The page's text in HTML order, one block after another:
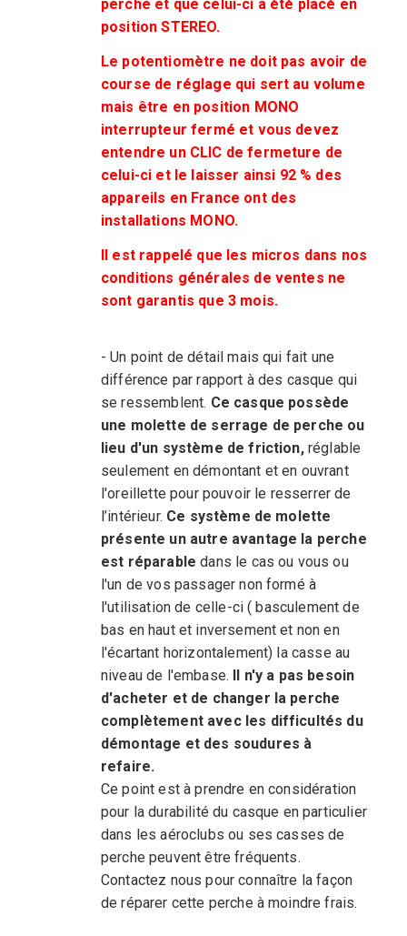
perche et que celui-ci a été placé en
position STEREO.
Le potentiomètre ne doit pas avoir de
course de réglage qui sert au volume
mais être en position MONO
interrupteur fermé et vous devez
entendre un CLIC de fermeture de
celui-ci et le laisser ainsi 92 % des
appareils en France ont des
installations MONO.
Il est rappelé que les micros dans nos
conditions générales de ventes ne
sont garantis que 3 mois.
- Un point de détail mais qui fait une
différence par rapport à des casque qui
se ressemblent. Ce casque possède
une molette de serrage de perche ou
lieu d'un système de friction,réglable
seulement en démontant et en ouvrant
l'oreillette pour pouvoir le resserrer de
l’intérieur. Ce système de molette
présente un autre avantage la perche
est réparable dans le cas ou vous ou
l'un de vos passager non formé à
l'utilisation de celle-ci ( basculement de
bas en haut et inversement et non en
l'écartant horizontalement) la casse au
niveau de l'embase.
Il n'y a pas besoin
d'acheter et de changer la perche
complètement avec les difficultés du
démontage et des soudures à
refaire.
Ce point est à prendre en considération
pour la durabilité du casque en particulier
dans les aéroclubs ou ses casses de
perche peuvent être fréquents.
Contactez nous pour connaître la façon
de réparer cette perche à moindre frais.